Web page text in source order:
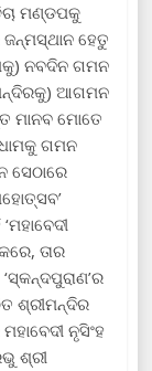
ମଣ୍ଡପକୁ
ହେତୁ
ନବଦିନ ଗମନ
ଆଗମନ
ମାନବ ମୋତେ
ଗମନ
ସେଠାରେ
ତାର
ଶ୍ରୀମନ୍ଦିର
ନୃସିଂହ
ଶ୍ରୀ